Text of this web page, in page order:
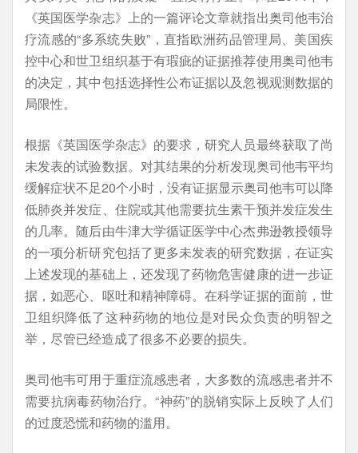
《英国医学杂志》上的一篇评论文章就指出奥司他韦治
疗流感的“多系统失败”，直指欧洲药品管理局、美国疾
控中心和世卫组织基于有瑕疵的证据推荐使用奥司他韦
的决定，其中包括选择性公布证据以及忽视观测数据的
局限性。
根据《英国医学杂志》的要求，研究人员最终获取了尚
未发表的试验数据。对其结果的分析发现奥司他韦平均
缓解症状不足20个小时，没有证据显示奥司他韦可以降
低肺炎并发症、住院或其他需要抗生素干预并发症发生
的几率。随后由牛津大学循证医学中心杰弗逊教授领导
的一项分析研究包括了更多未发表的研究数据，在证实
上述发现的基础上，还发现了药物危害健康的进一步证
据，如恶心、呕吐和精神障碍。在科学证据的面前，世
卫组织降低了这种药物的地位是对民众负责的明智之
举，尽管已经造成了很多不必要的损失。
奥司他韦可用于重症流感患者，大多数的流感患者并不
需要抗病毒药物治疗。“神药”的脱销实际上反映了人们
的过度恐慌和药物的滥用。